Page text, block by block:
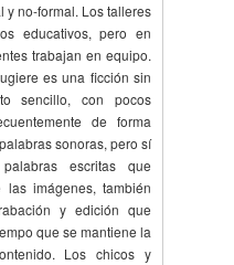
y no-formal. Los talleres
educativos, pero en
trabajan en equipo.
es una ficción sin
sencillo, con pocos
de forma
sonoras, pero sí
escritas que
las imágenes, también
y edición que
que se mantiene la
Los chicos y